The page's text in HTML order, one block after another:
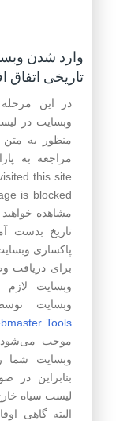
وارد شدن
تاریخی اتفاق
در این
وبسایت در
منظور به متن
مشاهده
تاریخ بدست
پاکسازی
برای دریافت
وبسایت
وبسایت
Tools
موجب می‌شود
وبسایت شما
بنابراین
لیست سیاه
البته گاهی